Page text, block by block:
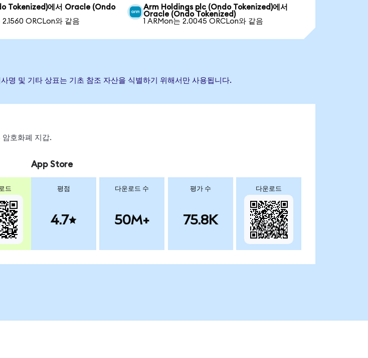
Tokenized)에서 Oracle (Ondo
2.1560 ORCLon와 같음
Arm Holdings plc (Ondo Tokenized)에서
Oracle (Ondo Tokenized)
1 ARMon는 2.0045 ORCLon와 같음
명 및 기타 상표는 기초 참조 자산을 식별하기 위해서만 사용됩니다.
호화폐 지갑.
드
App Store
평점
4.7
다운로드 수
50M+
평가 수
75.8K
다운로드